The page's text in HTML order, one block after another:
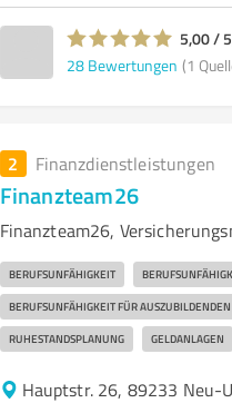
5,00 /
28 Bewertungen (1
2 Finanzdienstleistungen
Finanzteam26
Finanzteam26,
BERUFSUNFÄHIGKEIT
BERUFSUNFÄHIGKEIT FÜR AUSZUBILDENDEN
RUHESTANDSPLANUNG GELDANLAGEN
Hauptstr. 26, 89233 Neu-